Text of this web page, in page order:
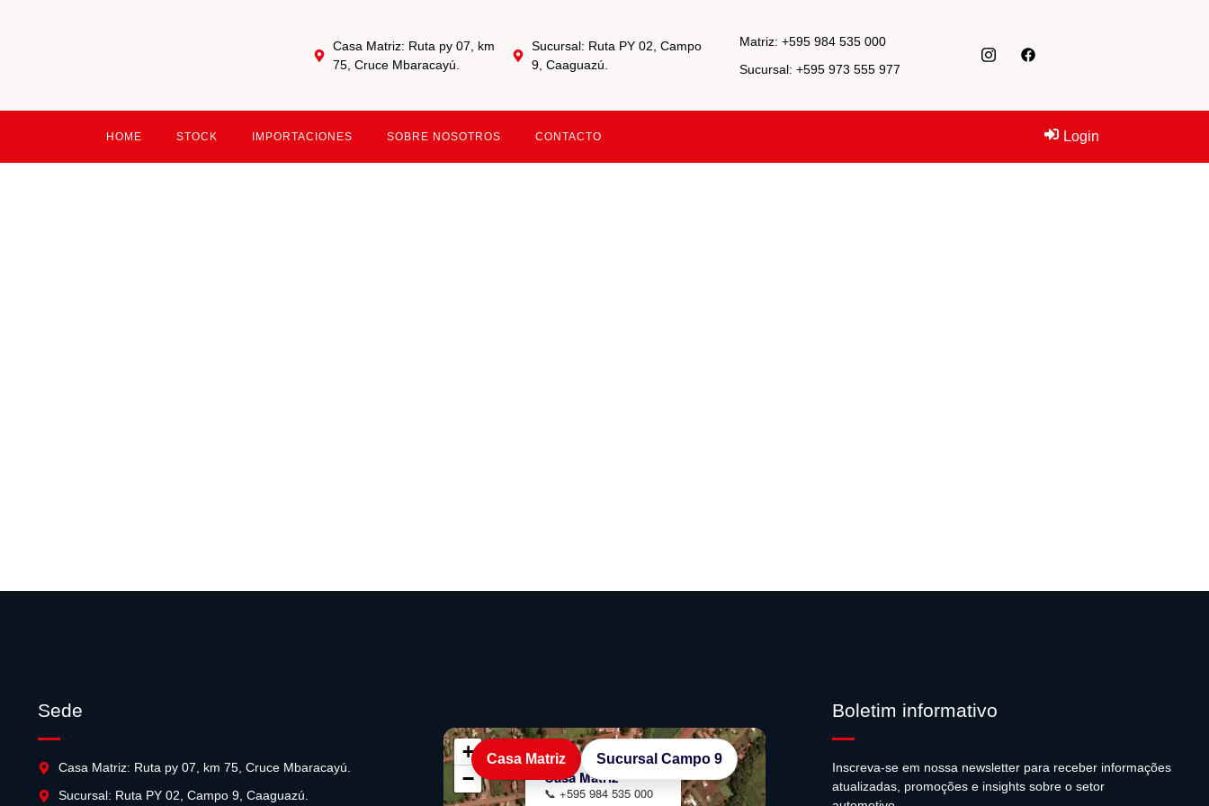
Casa Matriz: Ruta py 07, km
75, Cruce Mbaracayú.
Sucursal: Ruta PY 02, Campo
9, Caaguazú.
Matriz: +595 984 535 000
Sucursal: +595 973 555 977
HOME STOCK IMPORTACIONES SOBRE NOSOTROS CONTACTO Login
Sede
Casa Matriz: Ruta py 07, km 75, Cruce Mbaracayú.
Sucursal: Ruta PY 02, Campo 9, Caaguazú.
Casa Matriz Sucursal Campo 9
Casa Matriz
📞 +595 984 535 000
×
+
−
Boletim informativo
Inscreva-se em nossa newsletter para receber informações
atualizadas, promoções e insights sobre o setor